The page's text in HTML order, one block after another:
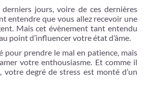
derniers jours, voire de ces dernières
entendre que vous allez recevoir une
Mais cet évènement tant entendu
point d’influencer votre état d’âme.
pour prendre le mal en patience, mais
votre enthousiasme. Et comme il
votre degré de stress est monté d’un